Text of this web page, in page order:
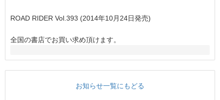
ROAD RIDER Vol.393 (2014年10月24日発売)
全国の書店でお買い求め頂けます。
お知らせ一覧にもどる